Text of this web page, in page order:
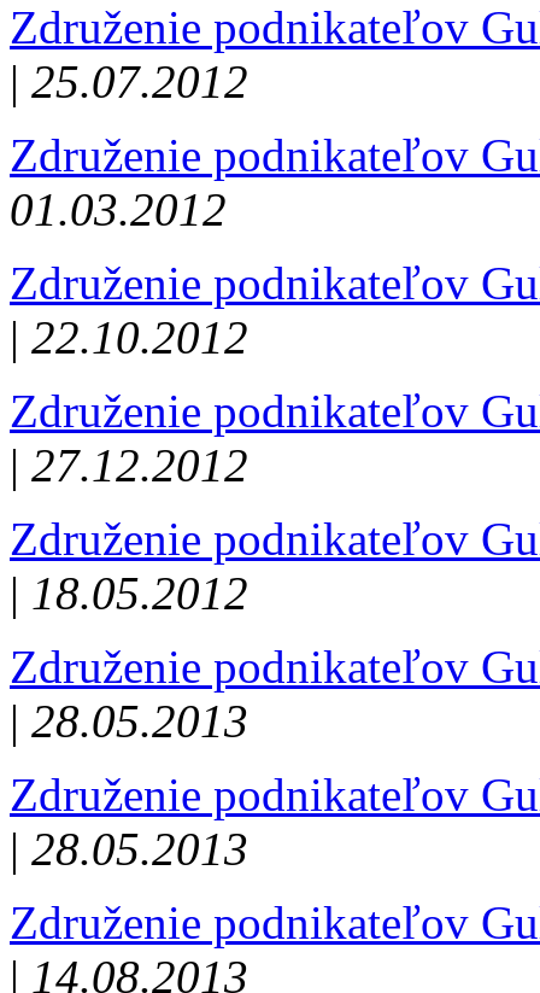
Združenie podnikateľov
| 25.07.2012
Združenie podnikateľov
01.03.2012
Združenie podnikateľov
| 22.10.2012
Združenie podnikateľov
| 27.12.2012
Združenie podnikateľov
| 18.05.2012
Združenie podnikateľov
| 28.05.2013
Združenie podnikateľov
| 28.05.2013
Združenie podnikateľov
| 14.08.2013